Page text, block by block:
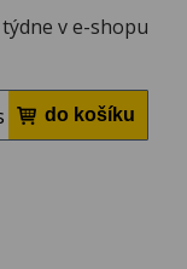
v e-shopu